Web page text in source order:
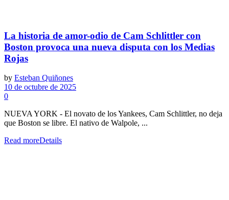
La historia de amor-odio de Cam Schlittler con
Boston provoca una nueva disputa con los Medias
Rojas
by Esteban Quiñones
10 de octubre de 2025
0
NUEVA YORK - El novato de los Yankees, Cam Schlittler, no deja
que Boston se libre. El nativo de Walpole, ...
Read moreDetails